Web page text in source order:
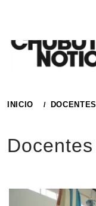
contenido
INICIO DOCENTES
Docentes